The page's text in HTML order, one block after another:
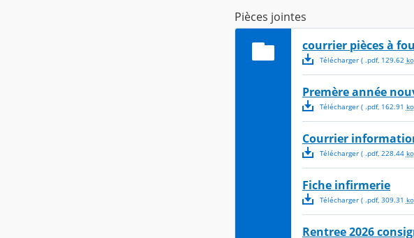
Pièces jointes
courrier pièces à
Télécharger( .pdf, 129.62 ko
Premère année
Télécharger( .pdf, 162.91 ko
Courrier
Télécharger( .pdf, 228.44 ko
Fiche infirmerie
Télécharger( .pdf, 309.31 ko
Rentree 2026